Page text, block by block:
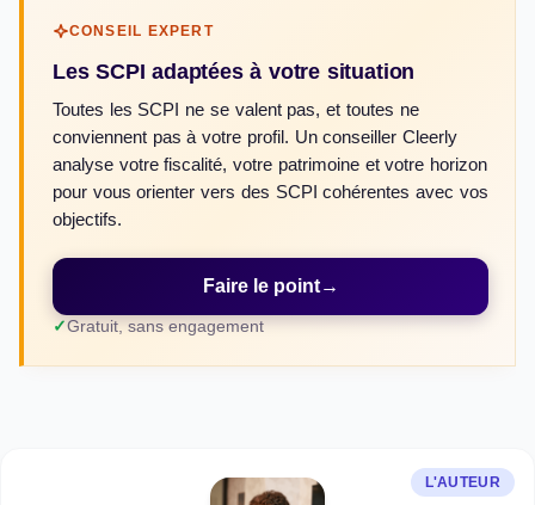
CONSEIL EXPERT
Les SCPI adaptées à votre situation
Toutes les SCPI ne se valent pas, et toutes ne
conviennent pas à votre profil. Un conseiller Cleerly
analyse votre fiscalité, votre patrimoine et votre horizon
pour vous orienter vers des SCPI cohérentes avec vos
objectifs.
Faire le point→
Gratuit, sans engagement
L'AUTEUR